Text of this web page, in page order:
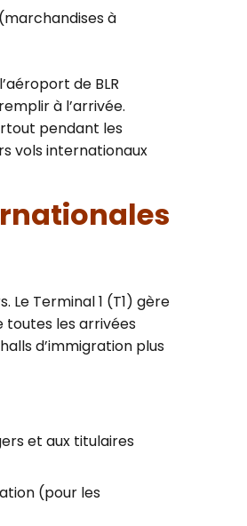
à
de BLR
à l’arrivée.
pendant les
vols internationaux
Le Terminal 1 (T1) gère
toutes les arrivées
d’immigration plus
et aux titulaires
(pour les